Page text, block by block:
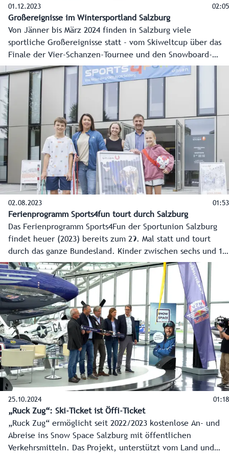
01.12.2023 02:05
Großereignisse im Wintersportland Salzburg
Von Jänner bis März 2024 finden in Salzburg viele
sportliche Großereignisse statt - vom Skiweltcup über das
Finale der Vier-Schanzen-Tournee und den Snowboard-
Weltcup in Bad Gastein bis hin zum Ski-Weltcupfinale in
Saalbach-Hinterglemm. Das macht Salzburg zum
Wintersportland.
02.08.2023 01:53
Ferienprogramm Sports4fun tourt durch Salzburg
Das Ferienprogramm Sports4Fun der Sportunion Salzburg
findet heuer (2023) bereits zum 29. Mal statt und tourt
durch das ganze Bundesland. Kinder zwischen sechs und 16
Jahren können dabei verschiedenste Sportarten
kennenlernen und sich einfach ausprobieren.
Sportlandesrat Martin Zauner hat sich die Gelegenheit,
beim Tourhalt im Sportzentrum Mitte vorbeizuschauen,
natürlich nicht nehmen lassen.
25.10.2024 01:18
„Ruck Zug“: Ski-Ticket ist Öffi-Ticket
„Ruck Zug“ ermöglicht seit 2022/2023 kostenlose An- und
Abreise ins Snow Space Salzburg mit öffentlichen
Verkehrsmitteln. Das Projekt, unterstützt vom Land und